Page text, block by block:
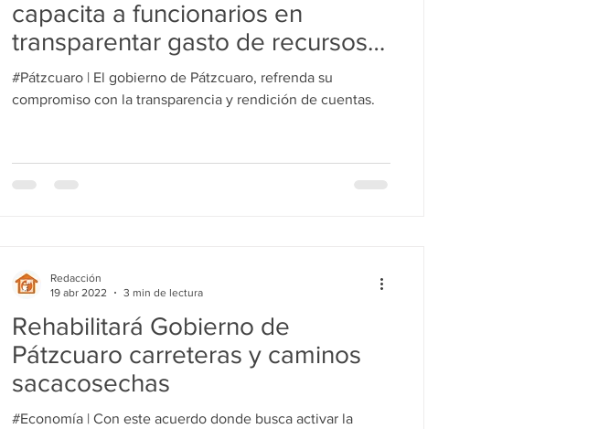
capacita a funcionarios en
transparentar gasto de recursos
públicos
#Pátzcuaro | El gobierno de Pátzcuaro, refrenda su
compromiso con la transparencia y rendición de cuentas.
Rehabilitará Gobierno de
Pátzcuaro carreteras y caminos
sacacosechas
#Economía | Con este acuerdo donde busca activar la
Redacción
19 abr 2022
3 min de lectura